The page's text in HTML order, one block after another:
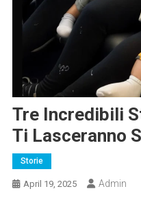
Tre Incredibili
Ti Lasceranno
Storie
April 19, 2025 Admin